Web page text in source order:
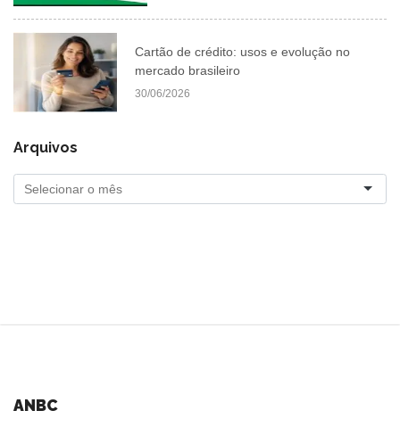
Cartão de crédito: usos e evolução no
mercado brasileiro
30/06/2026
Arquivos
ANBC